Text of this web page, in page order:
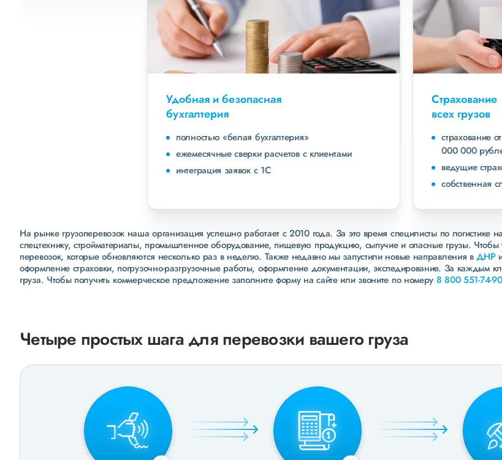
полностью «белая бухгалтерия»
ежемесячные сверки расчетов с клиентами
страхование ответственности экспедитора до
000 000 рублей
ведущие страховые компании
собственная служба безопасности
На рынке грузоперевозок наша организация успешно работает с 2010 года. За это время специлисты по
спецтехнику, стройматериалы, промышленное оборудование, пищевую продукцию, сыпучие и опасные грузы.
перевозок, которые обновляются несколько раз в неделю. Также недавно мы запустили новые направления вДНР
оформление страховки, погрузочно-разгрузочные работы, оформление документации, экспедирование. За каждым
груза. Чтобы получить коммерческое предложение заполните форму на сайте или звоните по номеру 8 800 551-74-90
Четыре простых шага для перевозки вашего груза